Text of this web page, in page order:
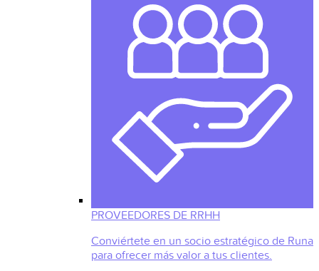
PROVEEDORES DE RRHH
Conviértete en un socio estratégico de Runa
para ofrecer más valor a tus clientes.